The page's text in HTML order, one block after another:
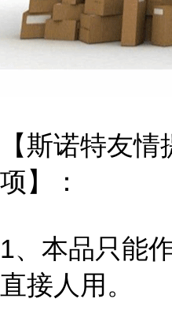
【斯诺特友
项】：
1、本品只能
直接人用。